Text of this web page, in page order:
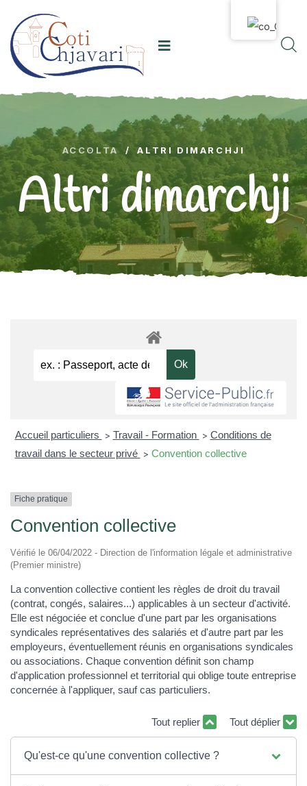
ACCOLTA / ALTRI DIMARCHJI
Altri dimarchji
Accueil particuliers > Travail - Formation > Conditions de
travail dans le secteur privé > Convention collective
Fiche pratique
Convention collective
Vérifié le 06/04/2022 - Direction de l'information légale et administrative
(Premier ministre)
La convention collective contient les règles de droit du travail
(contrat, congés, salaires...) applicables à un secteur d'activité.
Elle est négociée et conclue d'une part par les organisations
syndicales représentatives des salariés et d'autre part par les
employeurs, éventuellement réunis en organisations syndicales
ou associations. Chaque convention définit son champ
d'application professionnel et territorial qui oblige toute entreprise
concernée à l'appliquer, sauf cas particuliers.
Tout replier Tout déplier
Qu'est-ce qu'une convention collective ?